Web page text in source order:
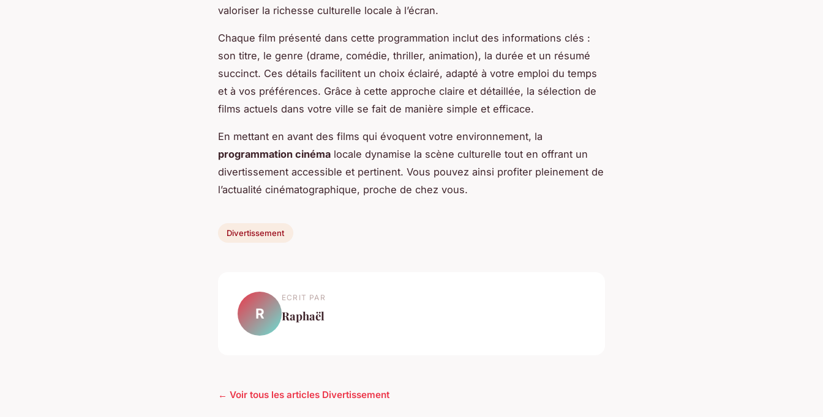
valoriser la richesse culturelle locale à l’écran.
Chaque film présenté dans cette programmation inclut des informations clés :
son titre, le genre (drame, comédie, thriller, animation), la durée et un résumé
succinct. Ces détails facilitent un choix éclairé, adapté à votre emploi du temps
et à vos préférences. Grâce à cette approche claire et détaillée, la sélection de
films actuels dans votre ville se fait de manière simple et efficace.
En mettant en avant des films qui évoquent votre environnement, la
programmation cinéma locale dynamise la scène culturelle tout en offrant un
divertissement accessible et pertinent. Vous pouvez ainsi profiter pleinement de
l’actualité cinématographique, proche de chez vous.
Divertissement
R
ECRIT PAR
Raphaël
← Voir tous les articles Divertissement